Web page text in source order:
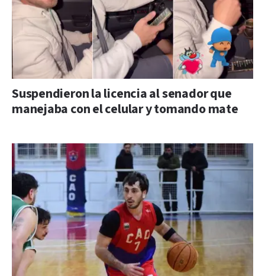
Suspendieron la licencia al senador que
manejaba con el celular y tomando mate